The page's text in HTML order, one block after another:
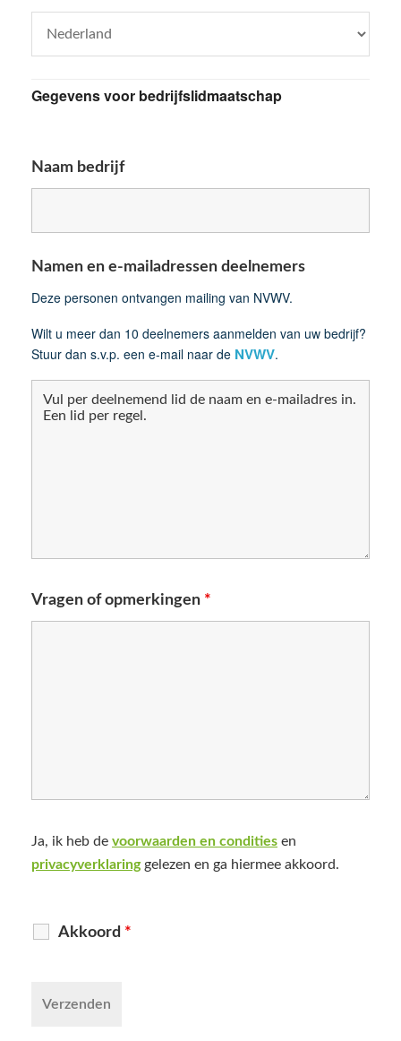
Gegevens voor bedrijfslidmaatschap
Naam bedrijf
Namen en e-mailadressen deelnemers
Deze personen ontvangen mailing van NVWV.
Wilt u meer dan 10 deelnemers aanmelden van uw bedrijf?
Stuur dan s.v.p. een e-mail naar de NVWV.
Vragen of opmerkingen *
Ja, ik heb de voorwaarden en condities en
privacyverklaringgelezen en ga hiermee akkoord.
Akkoord *